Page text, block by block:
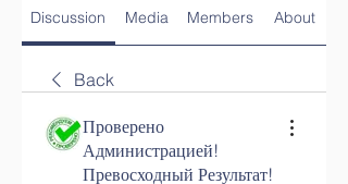
Discussion Media Members About
Back
Проверено
Администрацией!
Превосходный Результат!